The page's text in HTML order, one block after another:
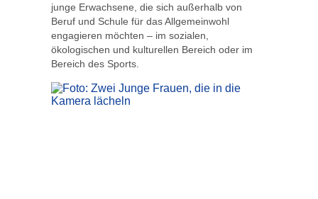
junge Erwachsene, die sich außerhalb von
Beruf und Schule für das Allgemeinwohl
engagieren möchten – im sozialen,
ökologischen und kulturellen Bereich oder im
Bereich des Sports.